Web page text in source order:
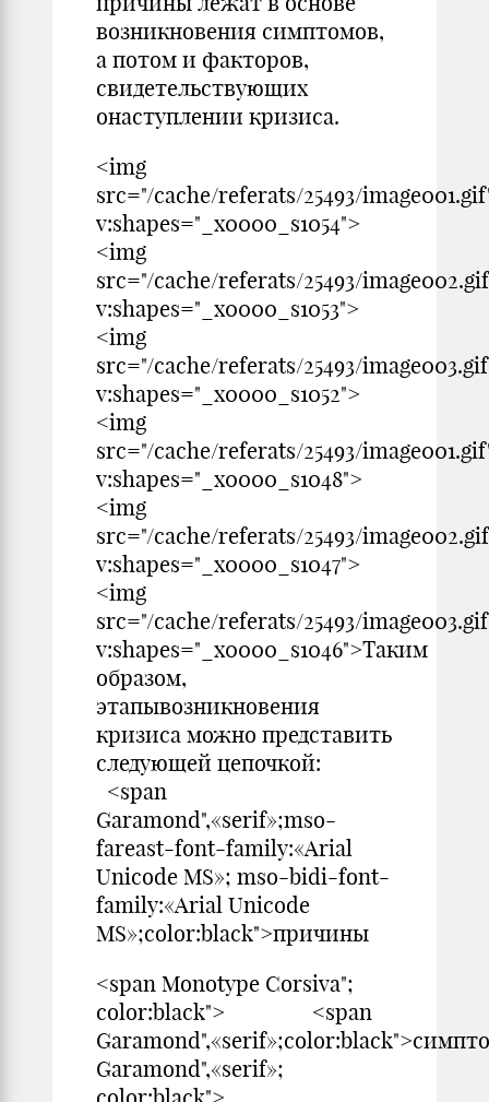
возникновения симптомов,
а потом и факторов,
свидетельствующих
онаступлении кризиса.
<img
src="/cache/referats/25493/
v:shapes="_x0000_s1054">
<img
src="/cache/referats/25493/
v:shapes="_x0000_s1053">
<img
src="/cache/referats/25493/
v:shapes="_x0000_s1052">
<img
src="/cache/referats/25493/
v:shapes="_x0000_s1048">
<img
src="/cache/referats/25493/
v:shapes="_x0000_s1047">
<img
src="/cache/referats/25493/
v:shapes="_x0000_s1046">Таким
образом,
этапывозникновения
кризиса можно представить
следующей цепочкой:
<span
Garamond",«serif»;mso-
fareast-font-family:«Arial
Unicode MS»; mso-bidi-font-
family:«Arial Unicode
MS»;color:black">причины
<span Monotype Corsiva";
color:black"> <span
Garamond",«serif»;